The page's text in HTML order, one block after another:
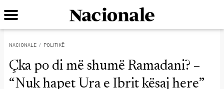
NACIONALE POLITIKË
Çka po di më shumë Ramadani? –
“Nuk hapet Ura e Ibrit kësaj here”